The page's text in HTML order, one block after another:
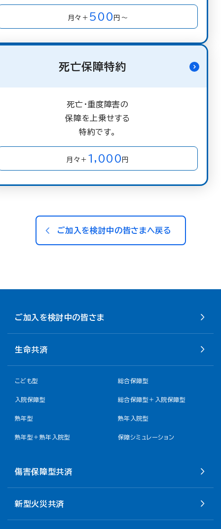
月々＋ 500 円～
死亡保障特約
死亡・重度障害の
保障を上乗せする
特約です。
月々＋ 1,000 円
ご加入を検討中の皆さまへ戻る
ご加入を検討中の皆さま
生命共済
こども型 総合保障型
入院保障型 総合保障型＋入院保障型
熟年型 熟年入院型
熟年型＋熟年入院型 保障シミュレーション
傷害保障型共済
新型火災共済